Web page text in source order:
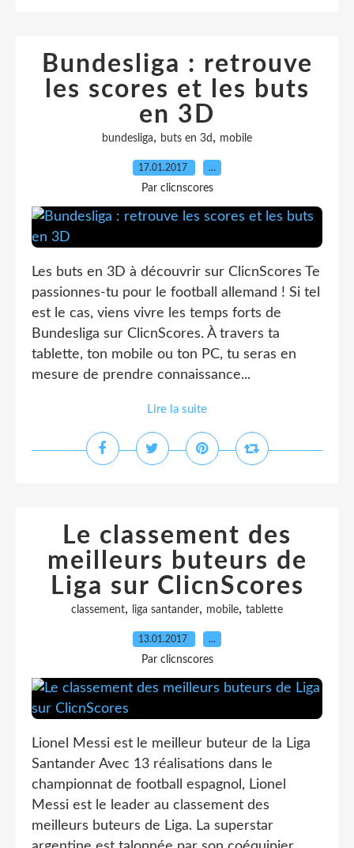
Bundesliga : retrouve
les scores et les buts
en 3D
bundesliga, buts en 3d , mobile
17.01.2017 …
Par clicnscores
Les buts en 3D à découvrir sur ClicnScores Te
passionnes-tu pour le football allemand ! Si tel
est le cas, viens vivre les temps forts de
Bundesliga sur ClicnScores. À travers ta
tablette, ton mobile ou ton PC, tu seras en
mesure de prendre connaissance...
Lire la suite
Le classement des
meilleurs buteurs de
Liga sur ClicnScores
classement, liga santander, mobile, tablette
13.01.2017 …
Par clicnscores
Lionel Messi est le meilleur buteur de la Liga
Santander Avec 13 réalisations dans le
championnat de football espagnol, Lionel
Messi est le leader au classement des
meilleurs buteurs de Liga. La superstar